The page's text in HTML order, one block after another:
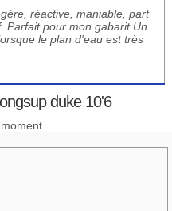
réactive, maniable, part
Parfait pour mon gabarit.Un
le plan d'eau est très
duke 10'6